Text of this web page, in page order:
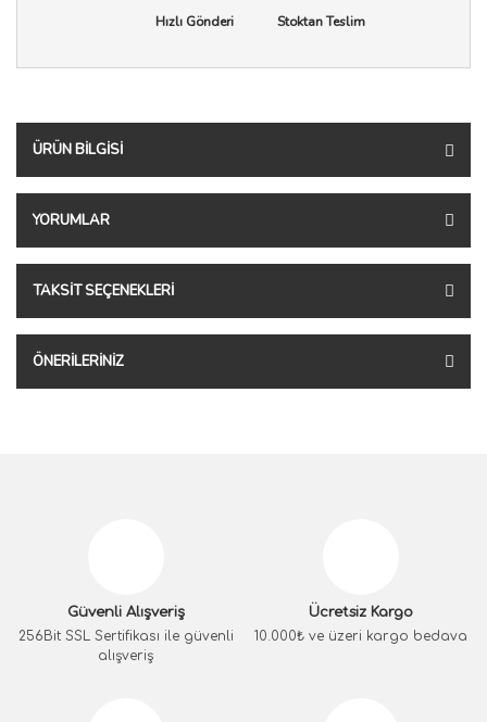
Hızlı Gönderi Stoktan Teslim
ÜRÜN BILGISI
YORUMLAR
TAKSIT SEÇENEKLERI
ÖNERILERINIZ
Güvenli Alışveriş
256Bit SSL Sertifikası ile güvenli
alışveriş
Ücretsiz Kargo
10.000₺ ve üzeri kargo bedava